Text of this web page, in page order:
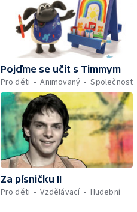
Pojďme se učit s Timmym
Pro děti
Animovaný Společnost
Za písničku II
Pro děti
Vzdělávací Hudební